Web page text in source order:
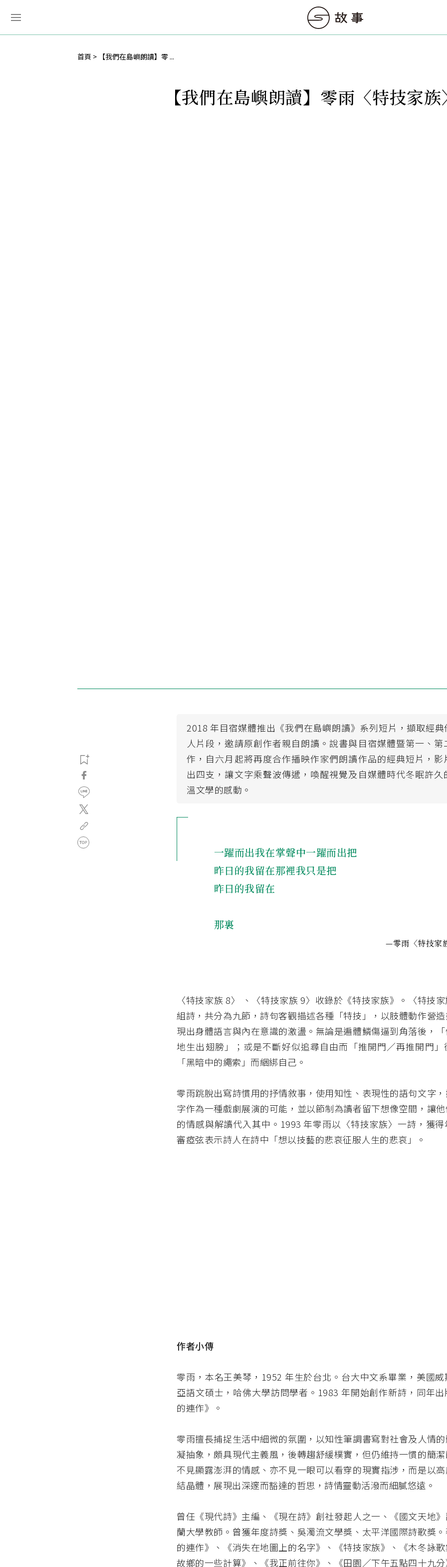
首頁 【我們在島嶼朗讀】零 ...
【我們在島嶼朗讀】零雨〈特技家族
2018 年目宿媒體推出《我們在島嶼朗讀》系列短片，擷取經
人片段，邀請原創作者親自朗讀。說書與目宿媒體暨第一、第
作，自六月起將再度合作播映作家們朗讀作品的經典短片，影
出四支，讓文字乘聲波傳遞，喚醒視覺及自媒體時代冬眠許久
溫文學的感動。
一躍而出我在掌聲中一躍而出把
昨日的我留在那裡我只是把
昨日的我留在
那裏
—零雨〈特技家
〈特技家族 8〉 、〈特技家族 9〉收錄於《特技家族》。〈特技
組詩，共分為九節，詩句客觀描述各種「特技」，以肢體動作營
現出身體語言與內在意識的激盪。無論是遍體鱗傷逼到角落後，
地生出翅膀」；或是不斷好似追尋自由而「推開門／再推開門」
「黑暗中的繩索」而綑綁自己。
零雨跳脫出寫詩慣用的抒情敘事，使用知性、表現性的語句文字
字作為一種戲劇展演的可能，並以節制為讀者留下想像空間，讓
的情感與解讀代入其中。1993 年零雨以〈特技家族〉一詩，獲
審瘂弦表示詩人在詩中「想以技藝的悲哀征服人生的悲哀」。
作者小傳
零雨，本名王美琴，1952 年生於台北。台大中文系畢業，美國
亞語文碩士，哈佛大學訪問學者。1983 年開始創作新詩，同年
的連作》。
零雨擅長捕捉生活中細微的氛圍，以知性筆調書寫對社會及人情
凝抽象，頗具現代主義風，後轉趨舒緩樸實，但仍維持一慣的簡
不見顯露澎湃的情感、亦不見一眼可以看穿的現實指涉，而是以
結晶體，展現出深邃而豁達的哲思，詩情靈動活潑而細膩悠遠。
曾任《現代詩》主編、《現在詩》創社發起人之一、《國文天地
蘭大學教師。曾獲年度詩獎、吳濁流文學獎、太平洋國際詩歌獎
的連作》、《消失在地圖上的名字》、《特技家族》、《木冬詠
故鄉的一些計算》、《我正前往你》、《田園／下午五點四十九